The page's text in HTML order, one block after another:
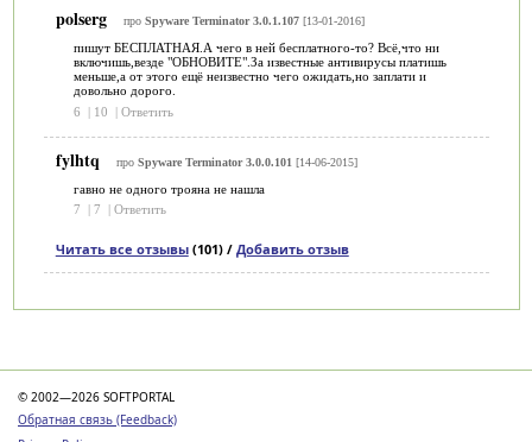
polserg про Spyware Terminator 3.0.1.107[13-01-2016]
пишут БЕСПЛАТНАЯ.А чего в ней бесплатного-то? Всё,что ни
включишь,везде "ОБНОВИТЕ".За известные антивирусы платишь
меньше,а от этого ещё неизвестно чего ожидать,но заплати и
довольно дорого.
6
| 10 | Ответить
fylhtq про Spyware Terminator 3.0.0.101 [14-06-2015]
гавно не одного трояна не нашла
7
7 Ответить
Читать все отзывы(101) / Добавить отзыв
© 2002—2026 SOFTPORTAL
Обратная связь (Feedback)